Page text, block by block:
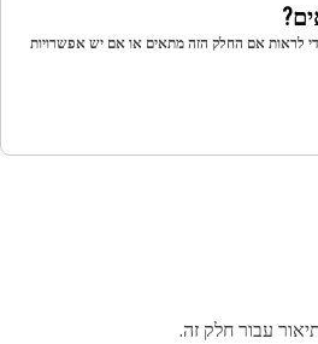
אם החלק הזה מתאים או אם יש אפשרויות
עבור חלק זה.